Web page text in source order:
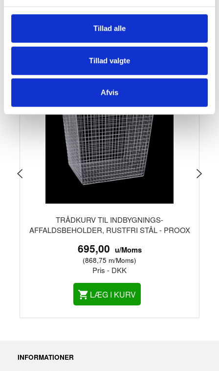
Tillad alle
Tillad valgte
Afvis
TRÅDKURV TIL INDBYGNINGS-
AFFALDSBEHOLDER, RUSTFRI STÅL - PROOX
695,00 u/Moms
(868,75 m/Moms)
Pris - DKK
LÆG I KURV
INFORMATIONER